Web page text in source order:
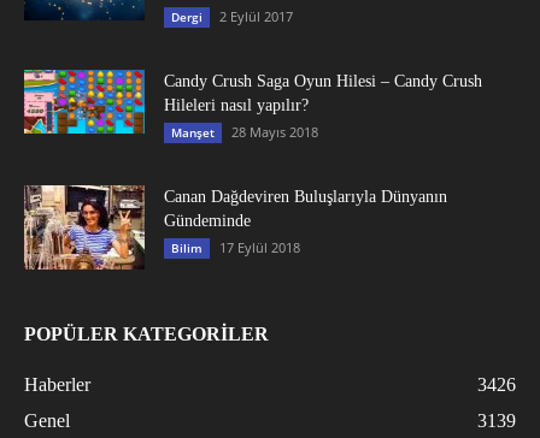
Dergi 2 Eylül 2017
Candy Crush Saga Oyun Hilesi – Candy Crush
Hileleri nasıl yapılır?
Manşet 28 Mayıs 2018
Canan Dağdeviren Buluşlarıyla Dünyanın
Gündeminde
Bilim 17 Eylül 2018
POPÜLER KATEGORİLER
Haberler
3426
Genel
3139